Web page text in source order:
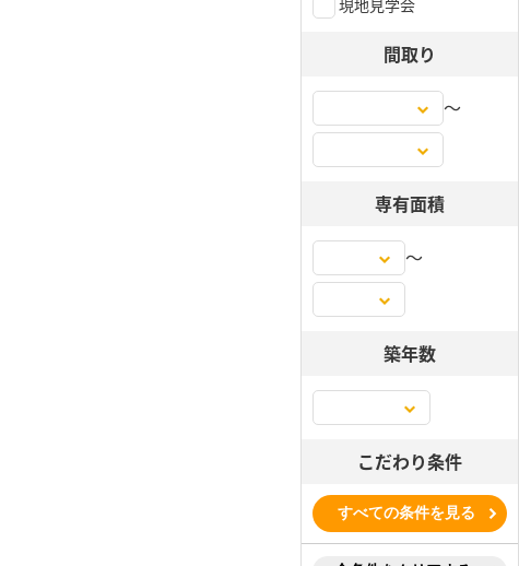
間取り
〜
専有面積
〜
築年数
こだわり条件
すべての条件を見る